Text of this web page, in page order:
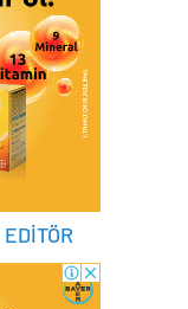
EDİTÖR